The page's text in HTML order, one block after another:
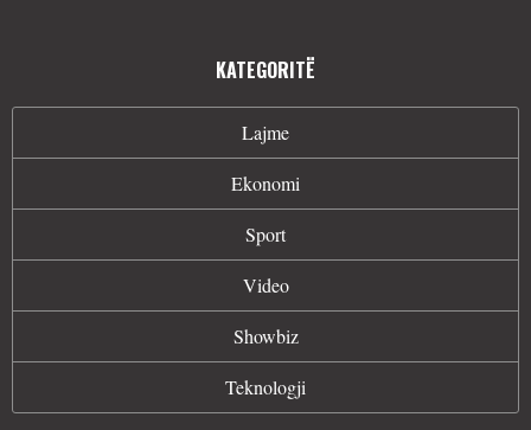
KATEGORITË
Lajme
Ekonomi
Sport
Video
Showbiz
Teknologji